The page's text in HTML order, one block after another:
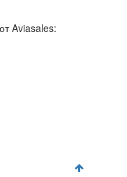
Aviasales: